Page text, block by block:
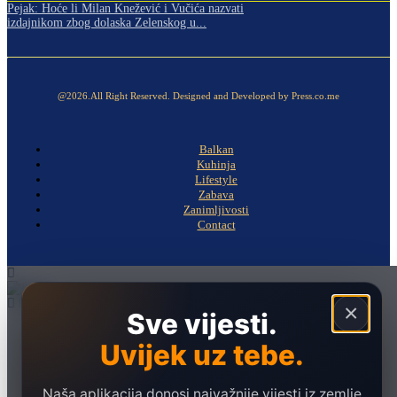
Pejak: Hoće li Milan Knežević i Vučića nazvati
izdajnikom zbog dolaska Zelenskog u...
@2026.All Right Reserved. Designed and Developed by Press.co.me
Balkan
Kuhinja
Lifestyle
Zabava
Zanimljivosti
Contact
×
Sve vijesti.
Uvijek uz tebe.